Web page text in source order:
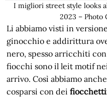
I migliori street style looks
2023 – Photo
Li abbiamo visti in
ginocchio e addirittura
nero, spesso arricchiti
fiocchi sono il leit motif
arrivo. Così abbiamo
cosparsi con dei